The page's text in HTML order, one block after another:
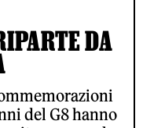
DA
del G8 hanno